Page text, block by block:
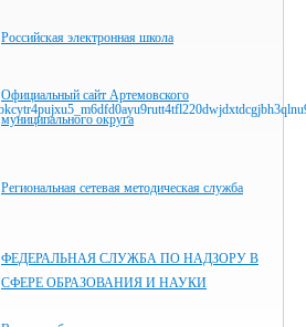
Российская электронная школа
Официальный сайт Артемовского
муниципального округа
Региональная сетевая методическая служба
ФЕДЕРАЛЬНАЯ СЛУЖБА ПО НАДЗОРУ В
СФЕРЕ ОБРАЗОВАНИЯ И НАУКИ